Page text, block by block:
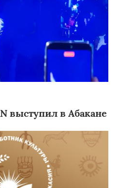
выступил в Абакане